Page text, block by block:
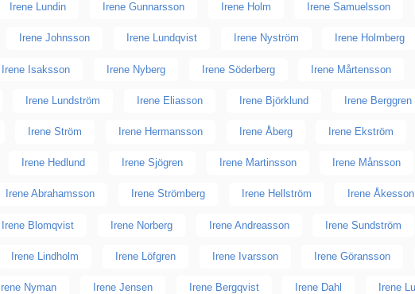
Irene Lundin Irene Gunnarsson Irene Holm Irene Samuelsson
Irene Johnsson Irene Lundqvist Irene Nyström Irene Holmberg
Irene Isaksson Irene Nyberg Irene Söderberg Irene Mårtensson
Irene Lundström Irene Eliasson Irene Björklund Irene Berggren
Irene Ström Irene Hermansson Irene Åberg Irene Ekström
Irene Hedlund Irene Sjögren Irene Martinsson Irene Månsson
Irene Abrahamsson Irene Strömberg Irene Hellström Irene Åkesson
Irene Blomqvist Irene Norberg Irene Andreasson Irene Sundström
Irene Lindholm Irene Löfgren Irene Ivarsson Irene Göransson
Irene Nyman Irene Jensen Irene Bergqvist Irene Dahl Irene